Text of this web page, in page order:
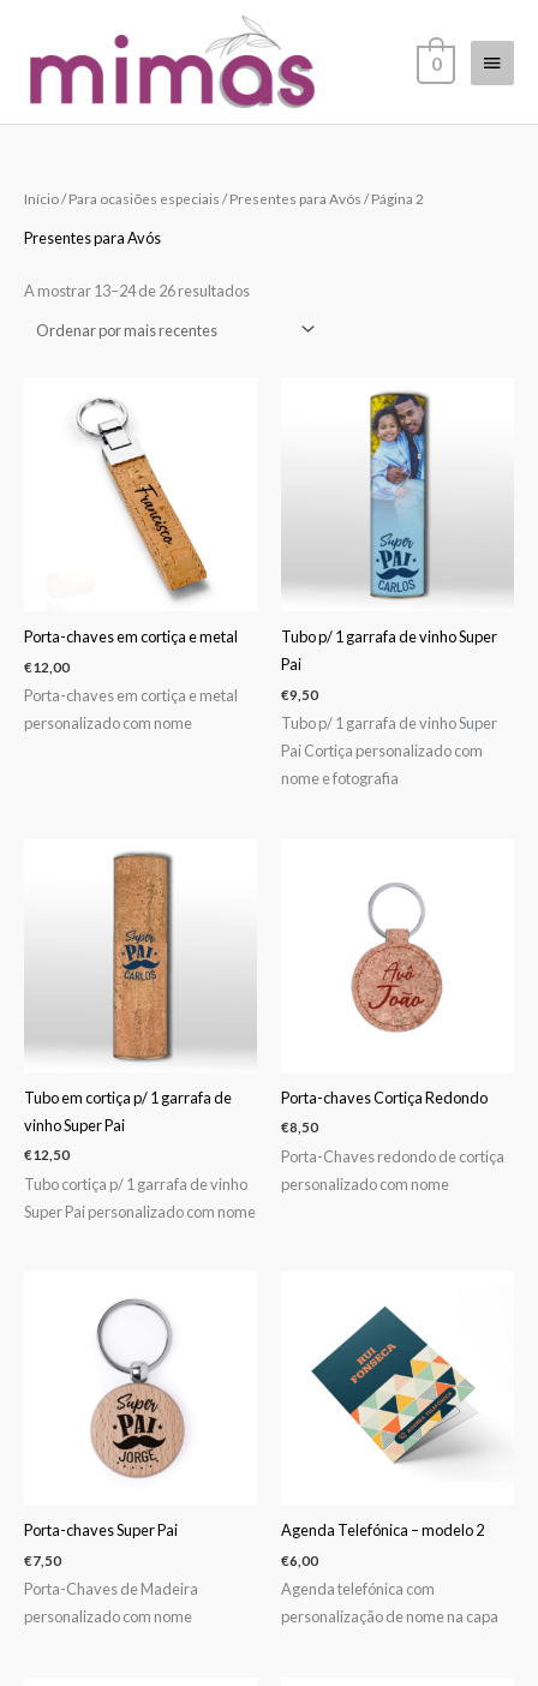
content
Menu
0
Início/Para ocasiões especiais /Presentes para Avós / Página 2
Presentes para Avós
A mostrar 13–24 de 26 resultados
Ordenado
por
Porta-chaves em cortiça e metal
€12,00
Porta-chaves em cortiça e metal
personalizado com nome
Tubo p/ 1 garrafa de vinho Super
Pai
€9,50
Tubo p/ 1 garrafa de vinho Super
Pai Cortiça personalizado com
nome e fotografia
Tubo em cortiça p/ 1 garrafa de
vinho Super Pai
€12,50
Tubo cortiça p/ 1 garrafa de vinho
Super Pai personalizado com nome
Porta-chaves Cortiça Redondo
€8,50
Porta-Chaves redondo de cortiça
personalizado com nome
Porta-chaves Super Pai
€7,50
Porta-Chaves de Madeira
personalizado com nome
Agenda Telefónica – modelo 2
€6,00
Agenda telefónica com
personalização de nome na capa